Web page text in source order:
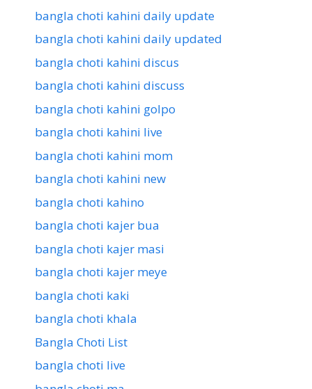
bangla choti kahini daily update
bangla choti kahini daily updated
bangla choti kahini discus
bangla choti kahini discuss
bangla choti kahini golpo
bangla choti kahini live
bangla choti kahini mom
bangla choti kahini new
bangla choti kahino
bangla choti kajer bua
bangla choti kajer masi
bangla choti kajer meye
bangla choti kaki
bangla choti khala
Bangla Choti List
bangla choti live